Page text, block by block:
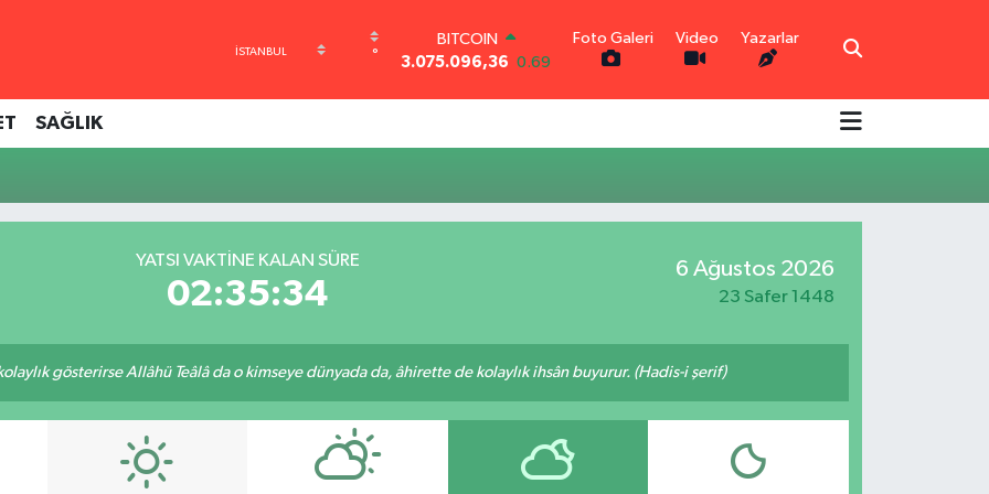
°
BITCOIN
3.075.096,36 0.69
64,2398 0.2
GRAM ALTIN
Foto Galeri Video Yazarlar
SAĞLIK
YATSI VAKTINE KALAN SÜRE
02:35:34
6 Ağustos 2026
23 Safer 1448
gösterirse Allâhü Teâlâ da o kimseye dünyada da, âhirette de kolaylık ihsân buyurur. (Hadis-i şerif)